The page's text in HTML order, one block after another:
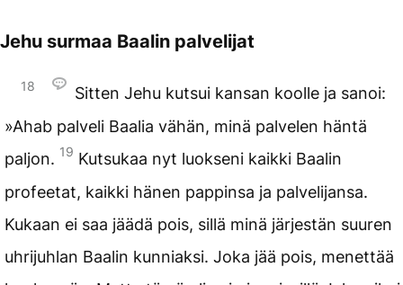
Jehu surmaa Baalin palvelijat
18
Sitten Jehu kutsui kansan koolle ja sanoi:
»Ahab palveli Baalia vähän, minä palvelen häntä
paljon. 19 Kutsukaa nyt luokseni kaikki Baalin
profeetat, kaikki hänen pappinsa ja palvelijansa.
Kukaan ei saa jäädä pois, sillä minä järjestän suuren
uhrijuhlan Baalin kunniaksi. Joka jää pois, menettää